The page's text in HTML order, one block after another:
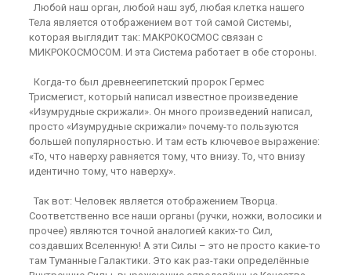
Любой наш орган, любой наш зуб, любая клетка нашего
Тела является отображением вот той самой Системы,
которая выглядит так: МАКРОКОСМОС связан с
МИКРОКОСМОСОМ. И эта Система работает в обе стороны.
Когда-то был древнеегипетский пророк Гермес
Трисмегист, который написал известное произведение
«Изумрудные скрижали». Он много произведений написал,
просто «Изумрудные скрижали» почему-то пользуются
большей популярностью. И там есть ключевое выражение:
«То, что наверху равняется тому, что внизу. То, что внизу
идентично тому, что наверху».
Так вот: Человек является отображением Творца.
Соответственно все наши органы (ручки, ножки, волосики и
прочее) являются точной аналогией каких-то Сил,
создавших Вселенную! А эти Силы – это не просто какие-то
там Туманные Галактики. Это как раз-таки определённые